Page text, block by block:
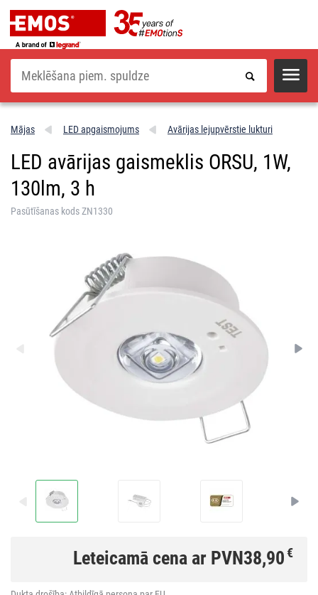
Meklēšana
Mājas LED apgaismojums Avārijas lejupvērstie lukturi
LED avārijas gaismeklis ORSU, 1W,
130lm, 3 h
Pasūtīšanas kods ZN1330
Leteicamā cena ar PVN38,90€